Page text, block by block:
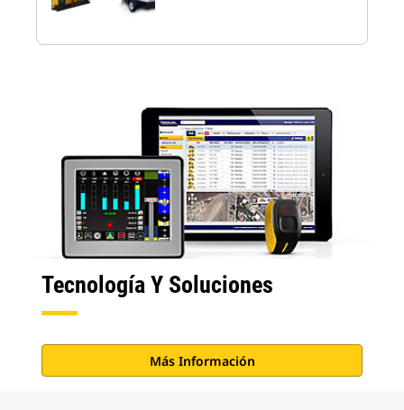
Tecnología Y Soluciones
Más Información